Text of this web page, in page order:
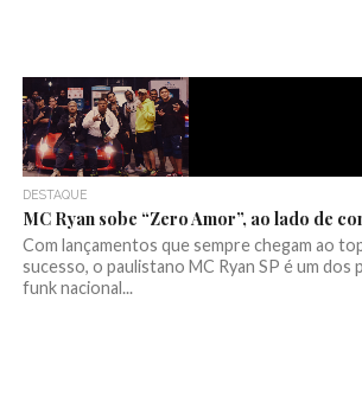
DESTAQUE
MC Ryan sobe “Zero Amor”, ao lado de
Com lançamentos que sempre chegam ao
sucesso, o paulistano MC Ryan SP é um dos
funk nacional...